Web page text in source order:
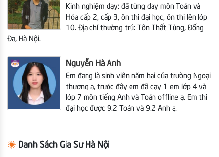
Kinh nghiệm dạy: đã từng dạy môn Toán và
Hóa cấp 2, cấp 3, ôn thi đại học, ôn thi lên lớp
10. Địa chỉ thường trú: Tôn Thất Tùng, Đống
Đa, Hà Nội.
Nguyễn Hà Anh
Em đang là sinh viên năm hai của trường Ngoại
thương ạ, trước đây em đã dạy 1 em lớp 4 và
lớp 7 môn tiếng Anh và Toán offline ạ. Em thi
đại học được 9.2 Toán và 9.2 Anh ạ.
Danh Sách Gia Sư Hà Nội